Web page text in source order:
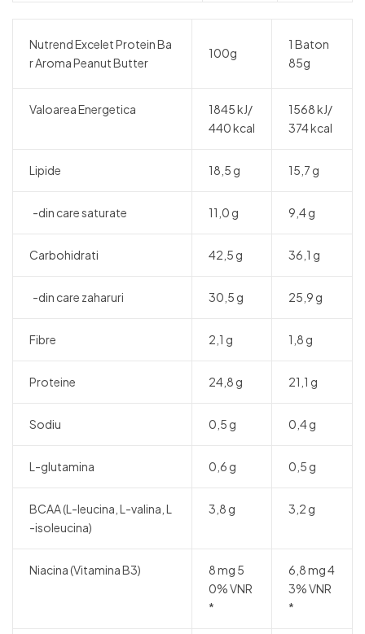
Nutrend Excelet Protein Ba
r Aroma Peanut Butter
100g
1 Baton
85g
Valoarea Energetica
1845 kJ/
440 kcal
1568 kJ/
374 kcal
Lipide 18,5 g 15,7 g
-din care saturate 11,0 g 9,4 g
Carbohidrati 42,5 g 36,1 g
-din care zaharuri 30,5 g 25,9 g
Fibre 2,1 g 1,8 g
Proteine 24,8 g 21,1 g
Sodiu 0,5 g 0,4 g
L-glutamina 0,6 g 0,5 g
BCAA (L-leucina, L-valina, L
-isoleucina)
3,8 g 3,2 g
Niacina (Vitamina B3)
8 mg 5
0% VNR
*
6,8 mg 4
3% VNR
*